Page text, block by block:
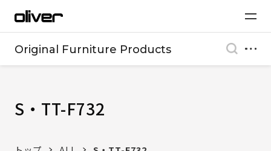
Original Furniture Products
S・TT-F732